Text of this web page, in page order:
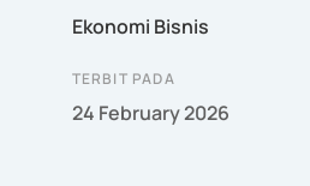
Ekonomi Bisnis
TERBIT PADA
24 February 2026